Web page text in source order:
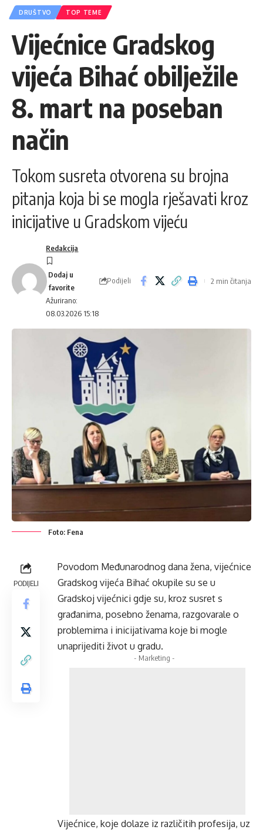
DRUŠTVO TOP TEME
Vijećnice Gradskog
vijeća Bihać obilježile
8. mart na poseban
način
Tokom susreta otvorena su brojna
pitanja koja bi se mogla rješavati kroz
inicijative u Gradskom vijeću
Ažurirano:
08.03.2026 15:18
Redakcija
Podijeli 2 min čitanja
Foto: Fena
PODIJELI
Povodom Međunarodnog dana žena, vijećnice
Gradskog vijeća Bihać okupile su se u
Gradskoj vijećnici gdje su, kroz susret s
građanima, posebno ženama, razgovarale o
problemima i inicijativama koje bi mogle
unaprijediti život u gradu.
- Marketing -
Vijećnice, koje dolaze iz različitih profesija, uz